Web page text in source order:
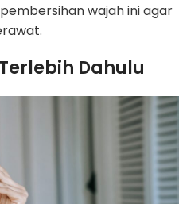
wajah ini agar
Dahulu